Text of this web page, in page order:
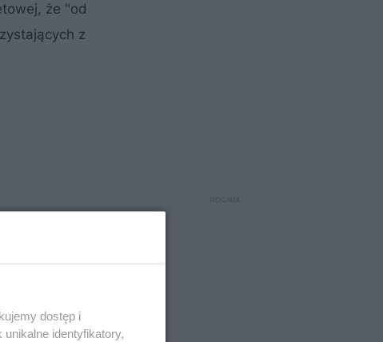
że "od
z
dostęp i
identyfikatory,